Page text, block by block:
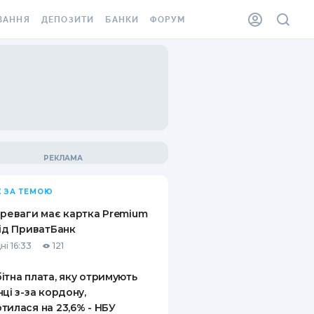
ВІНЬЄТКА
ВІД
ВИПАДКІВ
ДЕПОЗИТИ
ПИТАННЯ ТА ВІДПОВІДІ
ПУТІВНИКИ ПО
БАНКИ ФОРУМ
ЗА ТЕМОЮ
має картка Premium
ПриватБанк
16:33 121
плата, яку отримують
з-за кордону,
на 23,6% - НБУ